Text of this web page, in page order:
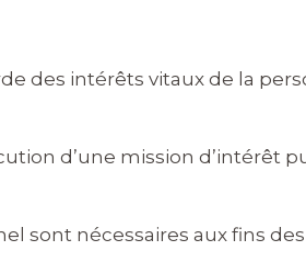
des intérêts vitaux de la
d’une mission d’intérêt
sont nécessaires aux fins